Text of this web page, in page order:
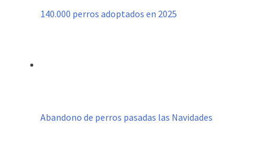
140.000 perros adoptados en 2025
Abandono de perros pasadas las Navidades